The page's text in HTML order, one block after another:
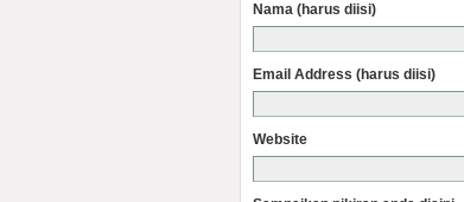
Nama (harus diisi)
Email Address (harus diisi)
Website